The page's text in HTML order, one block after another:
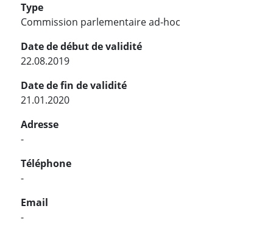
Type
Commission parlementaire ad-hoc
Date de début de validité
22.08.2019
Date de fin de validité
21.01.2020
Adresse
-
Téléphone
-
Email
-